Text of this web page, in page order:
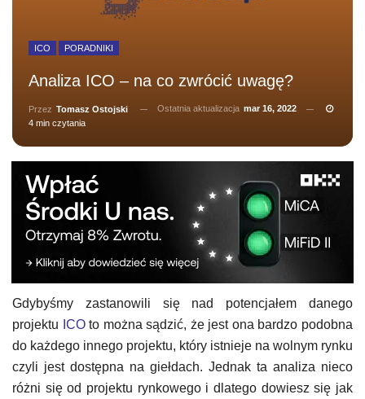
ICO PORADNIKI
Analiza ICO – na co zwrócić uwagę?
Przez Tomasz Ostojski Ostatnia aktualizacja mar 16, 2022
4 min czytania
Gdybyśmy zastanowili się nad potencjałem danego
projektu ICOto można sądzić, że jest ona bardzo podobna
do każdego innego projektu, który istnieje na wolnym rynku
czyli jest dostępna na giełdach. Jednak ta analiza nieco
różni się od projektu rynkowego i dlatego dowiesz się jak